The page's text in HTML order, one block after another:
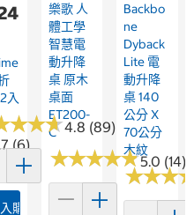
(6)
入
★★★
★★★4.8 (89)
購物車
樂歌 人
體工學
智慧電
動升降
桌 原木
桌面
ET200-
C
★★★★★
★★★★★5.0 (14)
Backbo
Ne
Dyback
Lite 電
動升降
桌 140
公分 X
70公分
木紋
★★★
★★★